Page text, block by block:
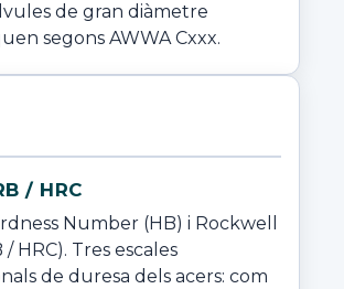
de gran diàmetre
segons AWWA Cxxx.
/ HRC
Number (HB) i Rockwell
/ HRC). Tres escales
de duresa dels acers: com